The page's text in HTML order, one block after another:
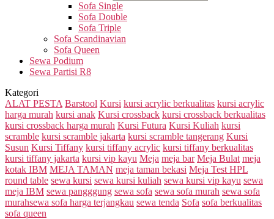
Sofa Single
Sofa Double
Sofa Triple
Sofa Scandinavian
Sofa Queen
Sewa Podium
Sewa Partisi R8
Kategori
ALAT PESTA Barstool Kursi kursi acrylic berkualitas kursi acrylic
harga murah kursi anak Kursi crossback kursi crossback berkualitas
kursi crossback harga murah Kursi Futura Kursi Kuliah kursi
scramble kursi scramble jakarta kursi scramble tangerang Kursi
Susun Kursi Tiffany kursi tiffany acrylic kursi tiffany berkualitas
kursi tiffany jakarta kursi vip kayu Meja meja bar Meja Bulat meja
kotak IBM MEJA TAMAN meja taman bekasi Meja Test HPL
round table sewa kursi sewa kursi kuliah sewa kursi vip kayu sewa
meja IBM sewa pangggung sewa sofa sewa sofa murah sewa sofa
murahsewa sofa harga terjangkau sewa tenda Sofa sofa berkualitas
sofa queen